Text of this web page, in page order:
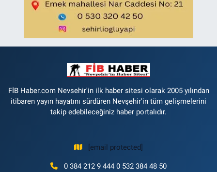
FİB Haber.com Nevsehir'in ilk haber sitesi olarak 2005 yılından
itibaren yayın hayatını sürdüren Nevşehir'in tüm gelişmelerini
takip edebileceğiniz haber portalıdır.
[email protected]
0 384 212 9 444 0 532 384 48 50